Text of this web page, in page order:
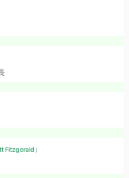
Fitzgerald）